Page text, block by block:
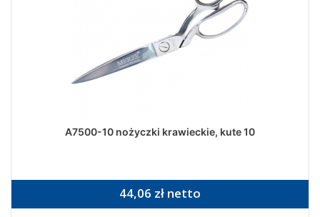
A7500-10 nożyczki krawieckie, kute 10
44,06 zł netto